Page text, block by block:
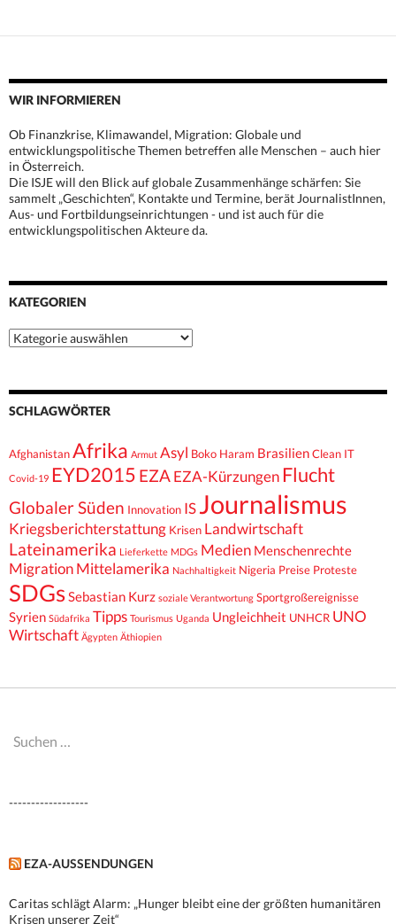
WIR INFORMIEREN
Ob Finanzkrise, Klimawandel, Migration: Globale und
entwicklungspolitische Themen betreffen alle Menschen – auch hier
in Österreich.
Die ISJE will den Blick auf globale Zusammenhänge schärfen: Sie
sammelt „Geschichten“, Kontakte und Termine, berät JournalistInnen,
Aus- und Fortbildungseinrichtungen - und ist auch für die
entwicklungspolitischen Akteure da.
KATEGORIEN
Kategorien
SCHLAGWÖRTER
AfghanistanAfrika Armut Asyl Boko Haram BrasilienClean IT
Covid-19 EYD2015 EZA EZA-Kürzungen Flucht
Globaler Süden Innovation IS Journalismus
Kriegsberichterstattung Krisen Landwirtschaft
Lateinamerika Lieferkette MDGs Medien Menschenrechte
Migration Mittelamerika Nachhaltigkeit Nigeria Preise Proteste
SDGsSebastian Kurz soziale Verantwortung Sportgroßereignisse
Syrien Südafrika Tipps Tourismus Uganda Ungleichheit UNHCR UNO
Wirtschaft Ägypten Äthiopien
Suchen
------------------
EZA-AUSSENDUNGEN
Caritas schlägt Alarm: „Hunger bleibt eine der größten humanitären
Krisen unserer Zeit“